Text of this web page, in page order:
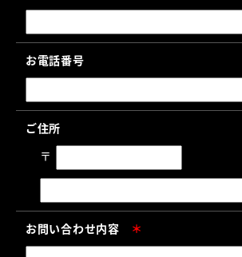
お電話番号
ご住所
〒
お問い合わせ内容 ＊